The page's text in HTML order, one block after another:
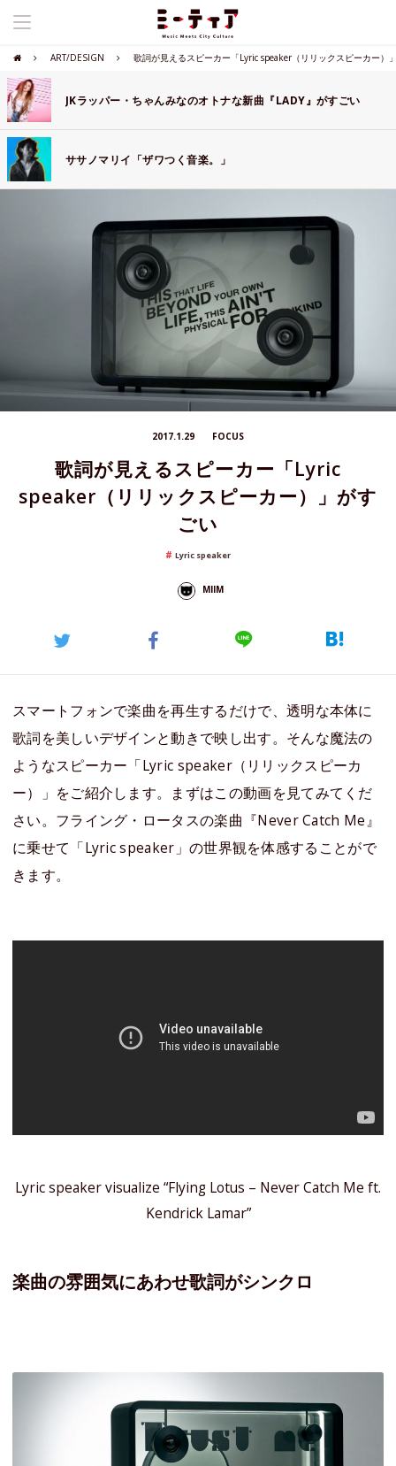
ART/DESIGN 歌詞が見えるスピーカー「Lyric speaker（リリックスピーカー）
JKラッパー・ちゃんみなのオトナな新曲『LADY』がすごい
ササノマリイ「ザワつく音楽。」
2017.1.29 FOCUS
歌詞が見えるスピーカー「Lyric
speaker（リリックスピーカー）」がす
ごい
Lyric speaker
MIIM
スマートフォンで楽曲を再生するだけで、透明な本体に
歌詞を美しいデザインと動きで映し出す。そんな魔法の
ようなスピーカー「Lyric speaker（リリックスピーカ
ー）」をご紹介します。まずはこの動画を見てみてくだ
さい。フライング・ロータスの楽曲『Never Catch Me』
に乗せて「Lyric speaker」の世界観を体感することがで
きます。
Lyric speaker visualize “Flying Lotus – Never Catch Me ft.
Kendrick Lamar”
楽曲の雰囲気にあわせ歌詞がシンクロ